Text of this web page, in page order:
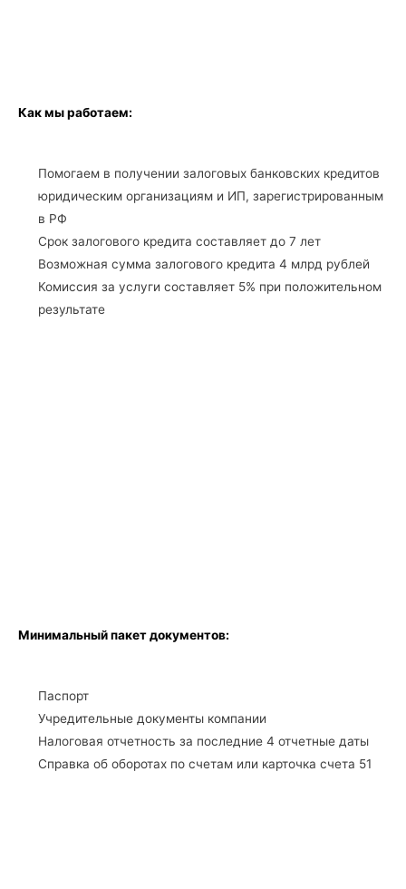
Как мы работаем:
Помогаем в получении залоговых банковских кредитов
юридическим организациям и ИП, зарегистрированным
в РФ
Срок залогового кредита составляет до 7 лет
Возможная сумма залогового кредита 4 млрд рублей
Комиссия за услуги составляет 5% при положительном
результате
Минимальный пакет документов:
Паспорт
Учредительные документы компании
Налоговая отчетность за последние 4 отчетные даты
Справка об оборотах по счетам или карточка cчета 51